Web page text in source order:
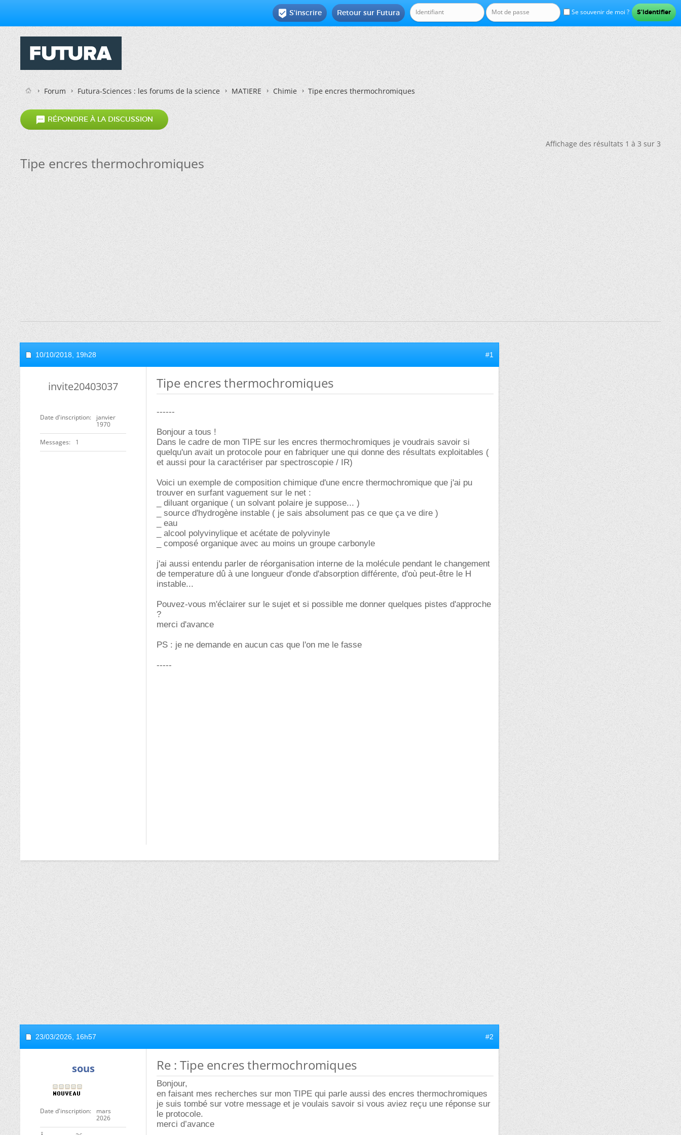
Se souvenir de moi ?
Retour sur Futura
 S'inscrire
Forum Futura-Sciences : les forums de la science MATIERE Chimie Tipe encres thermochromiques
 RÉPONDRE À LA DISCUSSION
Affichage des résultats 1 à 3 sur 3
Tipe encres thermochromiques
10/10/2018, 19h28 #1
invite20403037
Date d'inscription
janvier
1970
Messages 1
Tipe encres thermochromiques
------
Bonjour a tous !
Dans le cadre de mon TIPE sur les encres thermochromiques je voudrais savoir si
quelqu'un avait un protocole pour en fabriquer une qui donne des résultats exploitables (
et aussi pour la caractériser par spectroscopie / IR)
Voici un exemple de composition chimique d'une encre thermochromique que j'ai pu
trouver en surfant vaguement sur le net :
_ diluant organique ( un solvant polaire je suppose... )
_ source d'hydrogène instable ( je sais absolument pas ce que ça ve dire )
_ eau
_ alcool polyvinylique et acétate de polyvinyle
_ composé organique avec au moins un groupe carbonyle
j'ai aussi entendu parler de réorganisation interne de la molécule pendant le changement
de temperature dû à une longueur d'onde d'absorption différente, d'où peut-être le H
instable...
Pouvez-vous m'éclairer sur le sujet et si possible me donner quelques pistes d'approche
?
merci d'avance
PS : je ne demande en aucun cas que l'on me le fasse
-----
23/03/2026, 16h57 #2
sous
Date d'inscription
mars
2026
Re : Tipe encres thermochromiques
Bonjour,
en faisant mes recherches sur mon TIPE qui parle aussi des encres thermochromiques
je suis tombé sur votre message et je voulais savoir si vous aviez reçu une réponse sur
le protocole.
merci d’avance